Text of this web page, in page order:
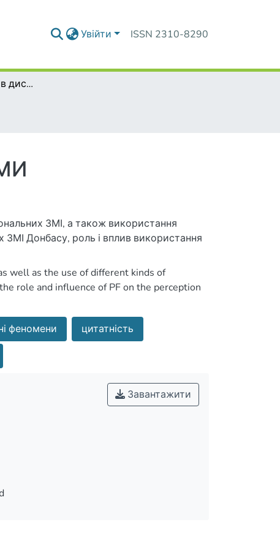
Увійти ISSN 2310-8290
Авторский текст в дискурсе региональных СМИ
ЗМІ, а також використання
ЗМІ Донбасу, роль і вплив використання
well as the use of different kinds of
role and influence of PF on the perception
феномени
цитатність
Завантажити